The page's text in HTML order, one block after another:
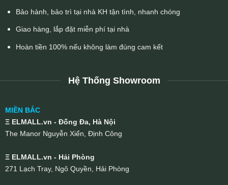
Bảo hành, bảo trì tại nhà KH tận tình, nhanh chóng
Giao hàng, lắp đặt miễn phí tại nhà
Hoàn tiền 100% nếu không làm đúng cam kết
Hệ Thống Showroom
MIỀN BẮC
Ξ ELMALL.vn - Đống Đa, Hà Nội
The Manor Nguyễn Xiển, Định Công
Ξ ELMALL.vn - Hải Phòng
271 Lạch Tray, Ngô Quyền, Hải Phòng